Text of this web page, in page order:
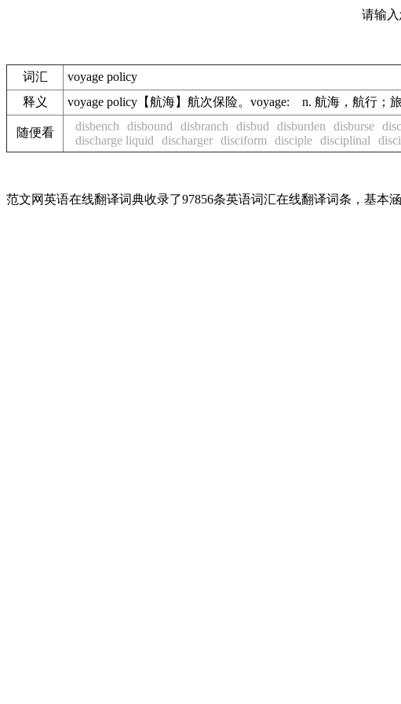
请输入
词汇
voyage policy
释义
voyage policy【航海】航次保险。voyage: n. 航海，航行；
随便看 disbench disbound disbranch disbud disburden disburse disc
discharge liquid
discharger disciform disciple disciplinal
范文网英语在线翻译词典收录了97856条英语词汇在线翻译词条，基本